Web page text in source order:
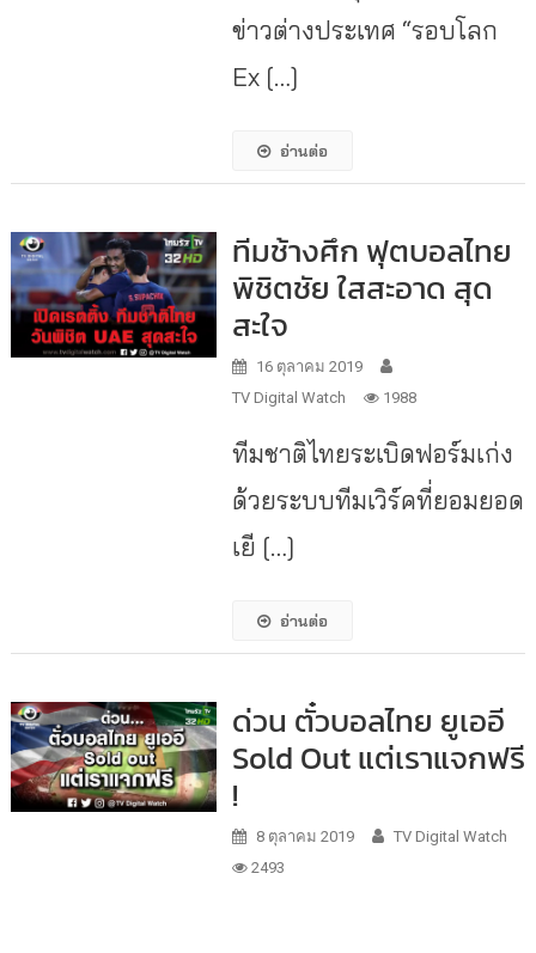
ข่าวต่างประเทศ “รอบโลก
Ex […]
อ่านต่อ
ทีมช้างศึก ฟุตบอลไทย
พิชิตชัย ใสสะอาด สุด
สะใจ
16 ตุลาคม 2019
TV Digital Watch
1988
ทีมชาติไทยระเบิดฟอร์มเก่ง
ด้วยระบบทีมเวิร์คที่ยอมยอด
เยี […]
อ่านต่อ
ด่วน ตั๋วบอลไทย ยูเออี
Sold Out แต่เราแจกฟรี
!
8 ตุลาคม 2019
TV Digital Watch
2493